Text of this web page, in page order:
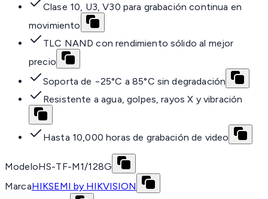
Clase 10, U3, V30 para grabación continua en
movimiento
TLC NAND con rendimiento sólido al mejor
precio
Soporta de −25°C a 85°C sin degradación
Resistente a agua, golpes, rayos X y vibración
Hasta 10,000 horas de grabación de video
ModeloHS-TF-M1/128G
MarcaHIKSEMI by HIKVISION